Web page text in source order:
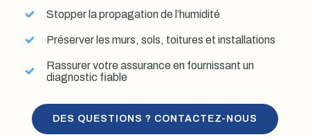
Stopper la propagation de l’humidité
Préserver les murs, sols, toitures et installations
Rassurer votre assurance en fournissant un
diagnostic fiable
DES QUESTIONS ? CONTACTEZ-NOUS